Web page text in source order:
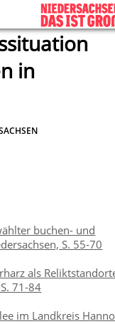
in
buchen- und
S. 55-70
als
71-84
im Landkreis